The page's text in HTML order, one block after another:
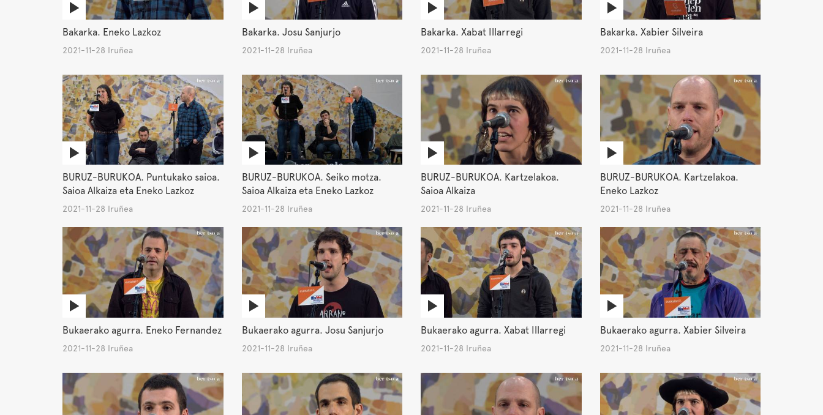
Bakarka. Eneko Lazkoz
2021-11-28 Iruñea
Bakarka. Josu Sanjurjo
2021-11-28 Iruñea
Bakarka. Xabat Illarregi
2021-11-28 Iruñea
Bakarka. Xabier Silveira
2021-11-28 Iruñea
BURUZ-BURUKOA. Puntukako saioa.
Saioa Alkaiza eta Eneko Lazkoz
2021-11-28 Iruñea
BURUZ-BURUKOA. Seiko motza.
Saioa Alkaiza eta Eneko Lazkoz
2021-11-28 Iruñea
BURUZ-BURUKOA. Kartzelakoa.
Saioa Alkaiza
2021-11-28 Iruñea
BURUZ-BURUKOA. Kartzelakoa.
Eneko Lazkoz
2021-11-28 Iruñea
Bukaerako agurra. Eneko Fernandez
2021-11-28 Iruñea
Bukaerako agurra. Josu Sanjurjo
2021-11-28 Iruñea
Bukaerako agurra. Xabat Illarregi
2021-11-28 Iruñea
Bukaerako agurra. Xabier Silveira
2021-11-28 Iruñea